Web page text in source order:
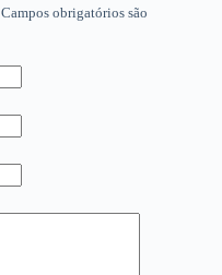
Campos obrigatórios são